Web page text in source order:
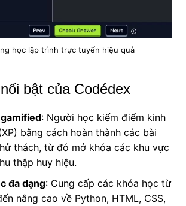
học lập trình trực tuyến hiệu quả
bật của Codédex
: Người học kiếm điểm kinh
bằng cách hoàn thành các bài
thách, từ đó mở khóa các khu vực
thập huy hiệu.
đa dạng: Cung cấp các khóa học từ
nâng cao về Python, HTML, CSS,